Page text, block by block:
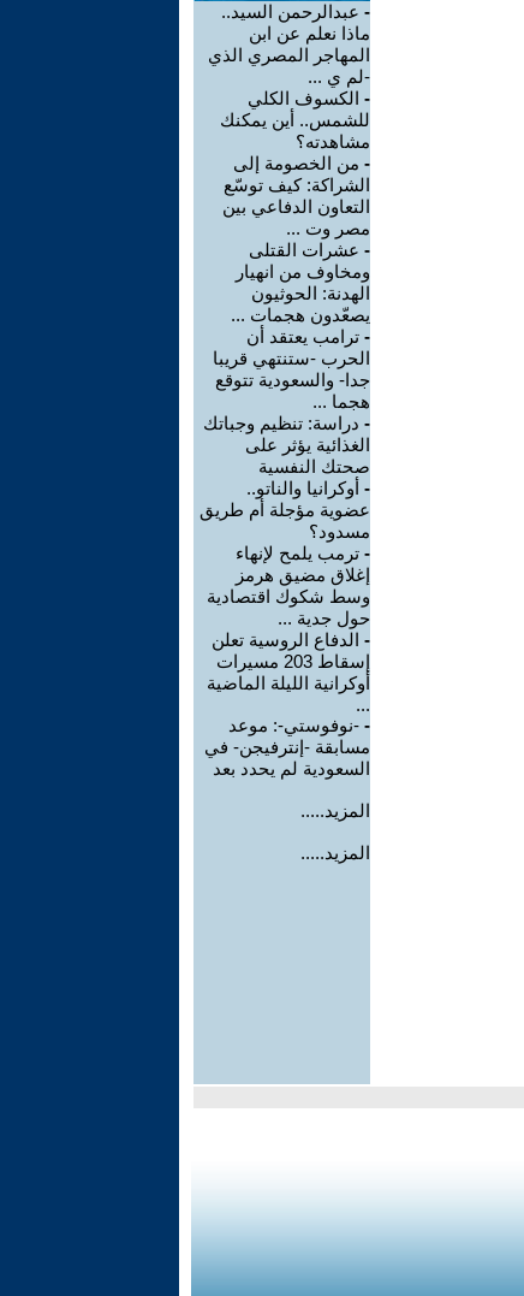
- عبدالرحمن السيد..
ماذا نعلم عن ابن
المهاجر المصري الذي
-لم ي ...
- الكسوف الكلي
للشمس.. أين يمكنك
مشاهدته؟
- من الخصومة إلى
الشراكة: كيف توسّع
التعاون الدفاعي بين
مصر وت ...
- عشرات القتلى
ومخاوف من انهيار
الهدنة: الحوثيون
يصعّدون هجمات ...
- ترامب يعتقد أن
الحرب -ستنتهي قريبا
جدا- والسعودية تتوقع
هجما ...
- دراسة: تنظيم وجباتك
الغذائية يؤثر على
صحتك النفسية
- أوكرانيا والناتو..
عضوية مؤجلة أم طريق
مسدود؟
- ترمب يلمح لإنهاء
إغلاق مضيق هرمز
وسط شكوك اقتصادية
حول جدية ...
- الدفاع الروسية تعلن
إسقاط 203 مسيرات
أوكرانية الليلة الماضية
...
- -نوفوستي-: موعد
مسابقة -إنترفيجن- في
السعودية لم يحدد بعد
المزيد.....
المزيد.....